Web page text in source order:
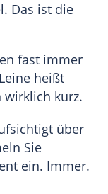
Das ist die
fast immer
heißt
wirklich kurz.
über
Sie
ein. Immer.